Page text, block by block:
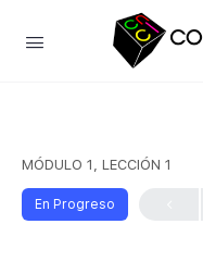
MÓDULO 1, LECCIÓN 1
En Progreso